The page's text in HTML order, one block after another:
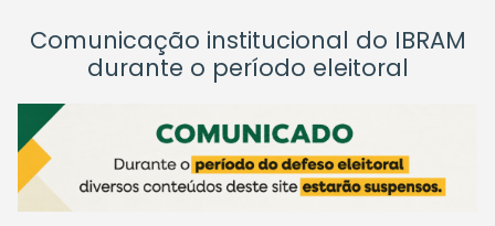
Comunicação institucional do IBRAM
durante o período eleitoral